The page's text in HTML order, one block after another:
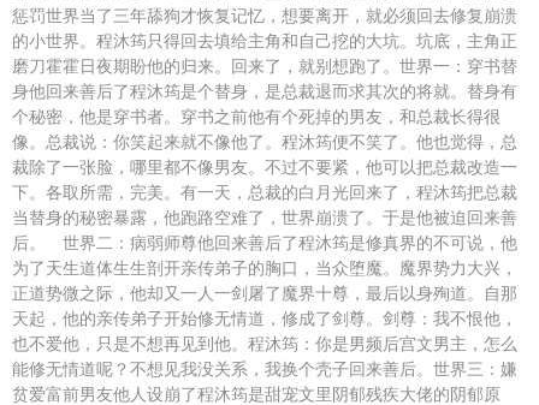
惩罚世界当了三年舔狗才恢复记忆，想要离开，就必须回去修复崩溃
的小世界。程沐筠只得回去填给主角和自己挖的大坑。坑底，主角正
磨刀霍霍日夜期盼他的归来。回来了，就别想跑了。世界一：穿书替
身他回来善后了程沐筠是个替身，是总裁退而求其次的将就。替身有
个秘密，他是穿书者。穿书之前他有个死掉的男友，和总裁长得很
像。总裁说：你笑起来就不像他了。程沐筠便不笑了。他也觉得，总
裁除了一张脸，哪里都不像男友。不过不要紧，他可以把总裁改造一
下。各取所需，完美。有一天，总裁的白月光回来了，程沐筠把总裁
当替身的秘密暴露，他跑路空难了，世界崩溃了。于是他被迫回来善
后。 世界二：病弱师尊他回来善后了程沐筠是修真界的不可说，他
为了天生道体生生剖开亲传弟子的胸口，当众堕魔。魔界势力大兴，
正道势微之际，他却又一人一剑屠了魔界十尊，最后以身殉道。自那
天起，他的亲传弟子开始修无情道，修成了剑尊。剑尊：我不恨他，
也不爱他，只是不想再见到他。程沐筠：你是男频后宫文男主，怎么
能修无情道呢？不想见我没关系，我换个壳子回来善后。世界三：嫌
贫爱富前男友他人设崩了程沐筠是甜宠文里阴郁残疾大佬的阴郁原